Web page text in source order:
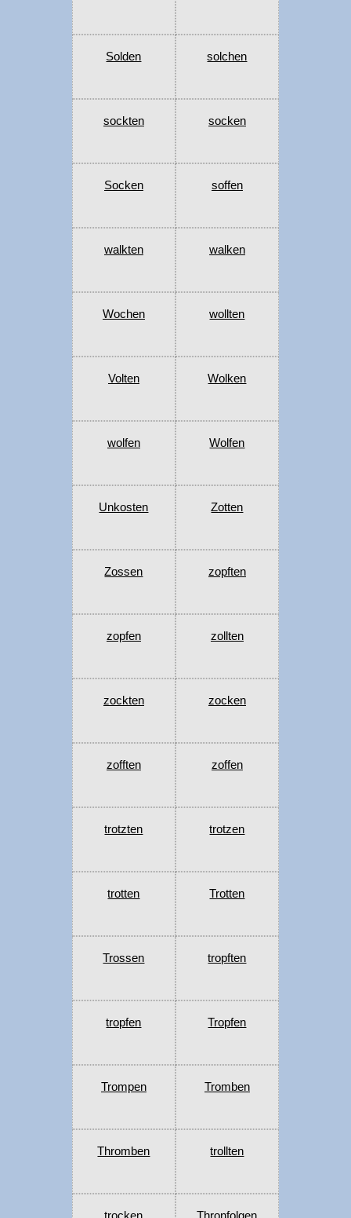
Solden solchen
sockten socken
Socken soffen
walkten walken
Wochen wollten
Volten Wolken
wolfen Wolfen
Unkosten Zotten
Zossen zopften
zopfen zollten
zockten zocken
zofften zoffen
trotzten trotzen
trotten Trotten
Trossen tropften
tropfen Tropfen
Trompen Tromben
Thromben trollten